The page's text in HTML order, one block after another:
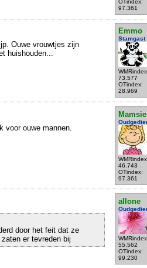
OTindex:
97.361
Emmo
Stamgast
73.577
OTindex:
28.969
Ouwe vrouwtjes zijn
huishouden...
Mamsie
46.743
OTindex:
97.361
voor ouwe mannen.
allone
55.562
OTindex:
99.230
door het feit dat ze
er tevreden bij